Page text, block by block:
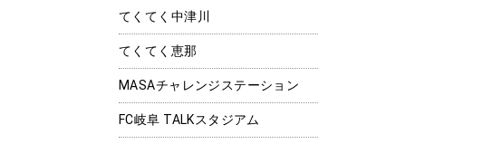
てくてく中津川
てくてく恵那
MASAチャレンジステーション
FC岐阜 TALKスタジアム